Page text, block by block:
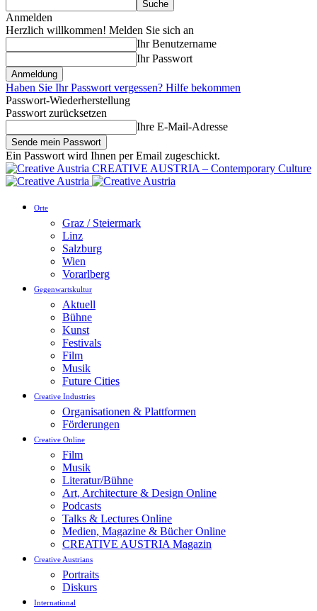
Anmelden
Herzlich willkommen! Melden Sie sich an
Ihr Benutzername
Ihr Passwort
Haben Sie Ihr Passwort vergessen? Hilfe bekommen
Passwort-Wiederherstellung
Passwort zurücksetzen
Ihre E-Mail-Adresse
Ein Passwort wird Ihnen per Email zugeschickt.
CREATIVE AUSTRIA – Contemporary Culture
Orte
Graz / Steiermark
Linz
Salzburg
Wien
Vorarlberg
Gegenwartskultur
Aktuell
Bühne
Kunst
Festivals
Film
Musik
Future Cities
Creative Industries
Organisationen & Plattformen
Förderungen
Creative Online
Film
Musik
Literatur/Bühne
Art, Architecture & Design Online
Podcasts
Talks & Lectures Online
Medien, Magazine & Bücher Online
CREATIVE AUSTRIA Magazin
Creative Austrians
Portraits
Diskurs
International